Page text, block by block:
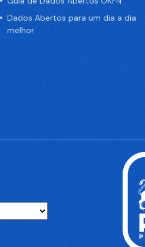
Dados Abertos para um dia a dia
melhor